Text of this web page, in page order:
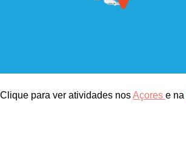
Clique para ver atividades nosAçores e na